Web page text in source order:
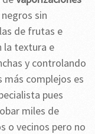
sin
de frutas e
la textura e
y controlando
más complejos es
pues
miles de
o vecinos pero no